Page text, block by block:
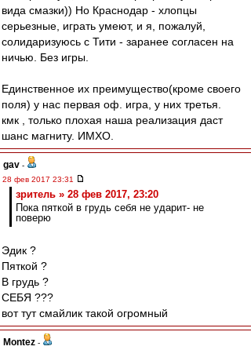
вида смазки)) Но Краснодар - хлопцы
серьезные, играть умеют, и я, пожалуй,
солидаризуюсь с Тити - заранее согласен на
ничью. Без игры.
Единственное их преимущество(кроме своего
поля) у нас первая оф. игра, у них третья.
кмк , только плохая наша реализация даст
шанс магниту. ИМХО.
gav -
28 фев 2017 23:31
зpитель » 28 фев 2017, 23:20
Пока пяткой в грудь себя не ударит- не
поверю
Эдик ?
Пяткой ?
В грудь ?
СЕБЯ ???
вот тут смайлик такой огромный
Montez -